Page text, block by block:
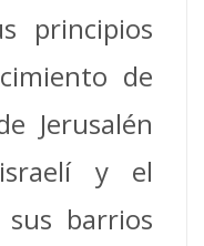
principios
de
Jerusalén
y el
barrios